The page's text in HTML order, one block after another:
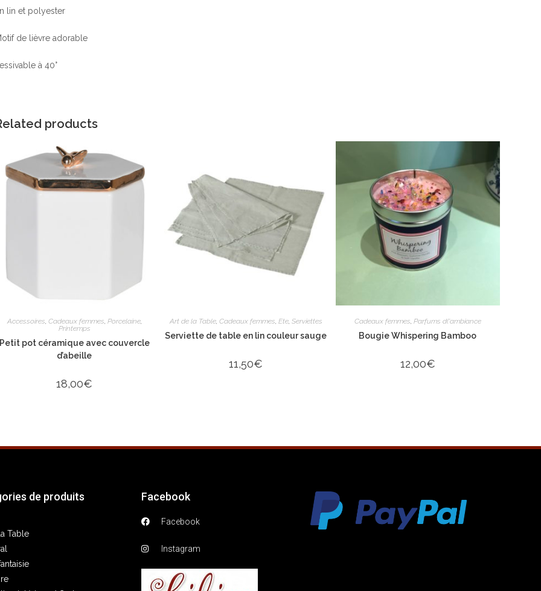
lin et polyester
de lièvre adorable
à 40°
products
Accessoires Cadeaux femmes Porcelaine,
Printemps
pot céramique avec couvercle
d’abeille
18,00€
Art de la Table, Cadeaux femmes Ete, Serviettes
Serviette de table en lin couleur sauge
11,50€
Cadeaux femmes Parfums d('ambiance
Bougie Whispering Bamboo
12,00€
de produits
Table
Facebook
Facebook
Instagram